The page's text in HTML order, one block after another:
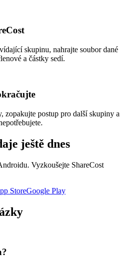
skupinu, nahrajte soubor dané
a částky sedí.
zopakujte postup pro další skupiny a
ještě dnes
Vyzkoušejte ShareCost
StoreGoogle Play